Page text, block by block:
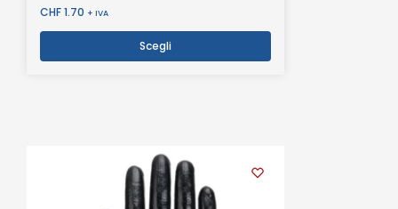
CHF1.70 + IVA
Scegli